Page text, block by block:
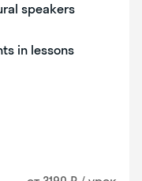
speakers
in lessons